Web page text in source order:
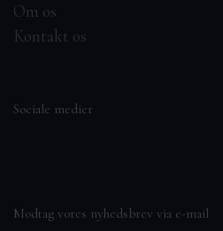
Om os
Kontakt os
Sociale medier
Modtag vores nyhedsbrev via e-mail